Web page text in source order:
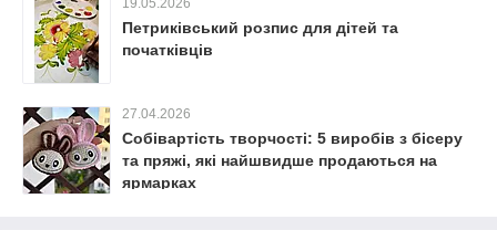
19.05.2026
Петриківський розпис для дітей та
початківців
27.04.2026
Собівартість творчості: 5 виробів з бісеру
та пряжі, які найшвидше продаються на
ярмарках